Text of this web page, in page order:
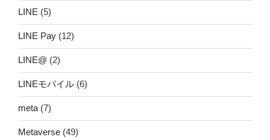
LINE (5)
LINE Pay (12)
LINE@ (2)
LINEモバイル (6)
meta(7)
Metaverse (49)